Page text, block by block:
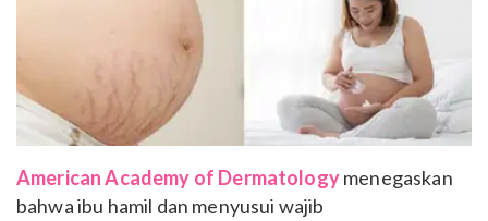
American Academy of Dermatologymenegaskan
bahwa ibu hamil dan menyusui wajib